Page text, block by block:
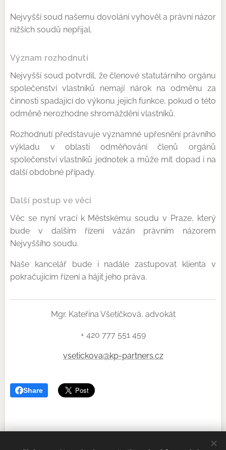
Nejvyšší soud našemu dovolání vyhověl a právní názor
nižších soudů nepřijal.
Význam rozhodnutí
Nejvyšší soud potvrdil, že členové statutárního orgánu
společenství vlastníků nemají nárok na odměnu za
činnosti spadající do výkonu jejich funkce, pokud o této
odměně nerozhodne shromáždění vlastníků.
Rozhodnutí představuje významné upřesnění právního
výkladu v oblasti odměňování členů orgánů
společenství vlastníků jednotek a může mít dopad i na
další obdobné případy.
Další postup ve věci
Věc se nyní vrací k Městskému soudu v Praze, který
bude v dalším řízení vázán právním názorem
Nejvyššího soudu.
Naše kancelář bude i nadále zastupovat klienta v
pokračujícím řízení a hájit jeho práva.
Mgr. Kateřina Všetíčková, advokát
+ 420 777 551 459
vsetickova@kp-partners.cz
Share